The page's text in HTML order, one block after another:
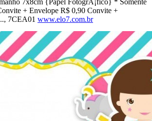
+ Envelope R$ 0,90 Convite +
7CEA01 www.elo7.com.br